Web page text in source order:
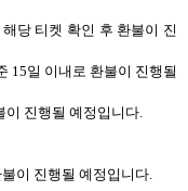
당 티켓 확인 후 환불이 진
15일 이내로 환불이 진행될
이 진행될 예정입니다.
이 진행될 예정입니다.